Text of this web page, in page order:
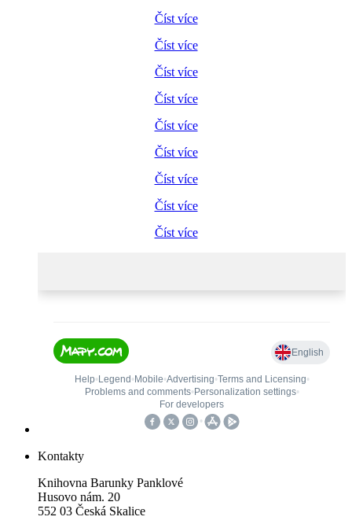
Číst více
Číst více
Číst více
Číst více
Číst více
Číst více
Číst více
Číst více
Číst více
Kontakty
Knihovna Barunky Panklové
Husovo nám. 20
552 03 Česká Skalice